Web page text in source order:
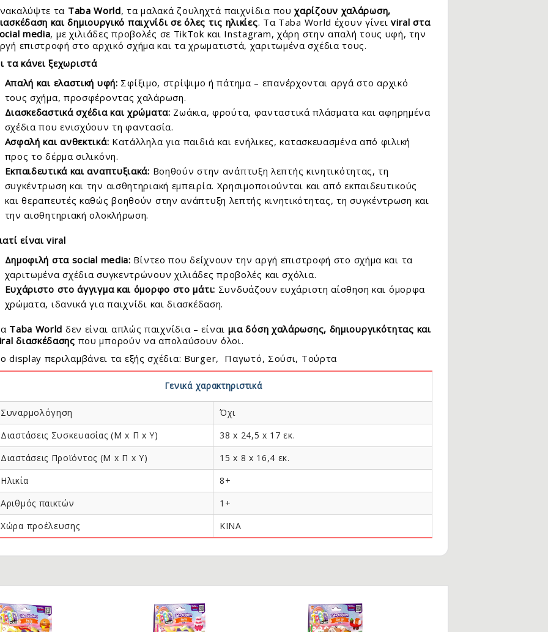
Αστέρια
SNOW
SAND
GLAM Καλλυντικά
SAND
FOAM ΑΦΡΟΣ
ΚΙΜΩΛΙΑΣ
Συλλεκτικοί Διάφορα Μεγέθη
24 - 100 Τεμ.
150 - 500 Τεμ.
1000 - 6000 Τεμ.
Παζλ + Τράπουλες
Μολύβια - Στιλό
Λούτρινα Ζωάκια
Για Κορίτσια
Παιχνίδια
Παιχνίδια
Παιχνίδια
Παιδικά
Ενηλίκων
- Γκαζάκια
Χώρου
Δώρων
To School
Μηνών
Μηνών
Μηνών
Μηνών
Μηνών
5 Χρονών
8 Χρονών
11 Χρονών
14 Χρονών
τα Taba World, τα μαλακά ζουληχτά παιχνίδια πουχαρίζουν χαλάρωση,
και δημιουργικό παιχνίδι σε όλες τις ηλικίες. Τα Taba World έχουν γίνειviral στα
media, με χιλιάδες προβολές σε TikTok και Instagram, χάρη στην απαλή τους υφή, την
επιστροφή στο αρχικό σχήμα και τα χρωματιστά, χαριτωμένα σχέδια τους.
τα κάνει ξεχωριστά
Απαλή και ελαστική υφή: Σφίξιμο, στρίψιμο ή πάτημα – επανέρχονται αργά στο αρχικό
τους σχήμα, προσφέροντας χαλάρωση.
Διασκεδαστικά σχέδια και χρώματα: Ζωάκια, φρούτα, φανταστικά πλάσματα και αφηρημένα
σχέδια που ενισχύουν τη φαντασία.
Ασφαλή και ανθεκτικά: Κατάλληλα για παιδιά και ενήλικες, κατασκευασμένα από φιλική
προς το δέρμα σιλικόνη.
Εκπαιδευτικά και αναπτυξιακά: Βοηθούν στην ανάπτυξη λεπτής κινητικότητας, τη
συγκέντρωση και την αισθητηριακή εμπειρία. Χρησιμοποιούνται και από εκπαιδευτικούς
και θεραπευτές καθώς βοηθούν στην ανάπτυξη λεπτής κινητικότητας, τη συγκέντρωση και
την αισθητηριακή ολοκλήρωση.
είναι viral
Δημοφιλή στα social media: Βίντεο που δείχνουν την αργή επιστροφή στο σχήμα και τα
χαριτωμένα σχέδια συγκεντρώνουν χιλιάδες προβολές και σχόλια.
Ευχάριστο στο άγγιγμα και όμορφο στο μάτι: Συνδυάζουν ευχάριστη αίσθηση και όμορφα
χρώματα, ιδανικά για παιχνίδι και διασκέδαση.
Taba World δεν είναι απλώς παιχνίδια – είναι μια δόση χαλάρωσης, δημιουργικότητας και
διασκέδασης που μπορούν να απολαύσουν όλοι.
display περιλαμβάνει τα εξής σχέδια: Burger, Παγωτό, Σούσι, Τούρτα
Γενικά χαρακτηριστικά
Συναρμολόγηση
Όχι
Διαστάσεις Συσκευασίας (Μ x Π x Y)
38 x 24,5 x 17 εκ.
Διαστάσεις Προϊόντος (Μ x Π x Y)
15 x 8 x 16,4 εκ.
Ηλικία
8+
Αριθμός παικτών
1+
Χώρα προέλευσης
KINA